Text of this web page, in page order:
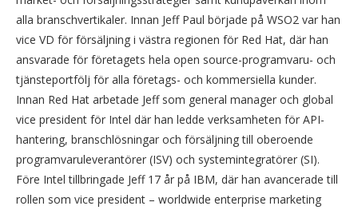
alla branschvertikaler. Innan Jeff Paul började på WSO2 var han
vice VD för försäljning i västra regionen för Red Hat, där han
ansvarade för företagets hela open source-programvaru- och
tjänsteportfölj för alla företags- och kommersiella kunder.
Innan Red Hat arbetade Jeff som general manager och global
vice president för Intel där han ledde verksamheten för API-
hantering, branschlösningar och försäljning till oberoende
programvaruleverantörer (ISV) och systemintegratörer (SI).
Före Intel tillbringade Jeff 17 år på IBM, där han avancerade till
rollen som vice president – worldwide enterprise marketing